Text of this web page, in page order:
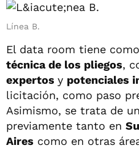
Línea B.
El data room tiene
técnica de los pliegos,
expertos y potenciales
licitación, como paso
Asimismo, se trata de
previamente tanto en
Aires como en otras